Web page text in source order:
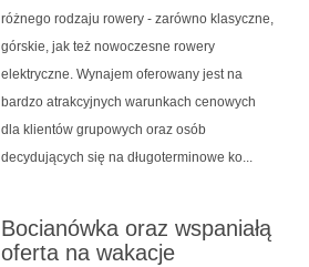
różnego rodzaju rowery - zarówno klasyczne,
górskie, jak też nowoczesne rowery
elektryczne. Wynajem oferowany jest na
bardzo atrakcyjnych warunkach cenowych
dla klientów grupowych oraz osób
decydujących się na długoterminowe ko...
Bocianówka oraz wspaniałą
oferta na wakacje